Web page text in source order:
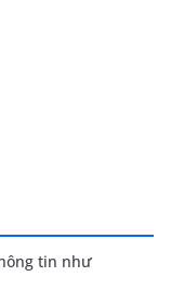
tin như